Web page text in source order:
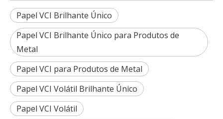
Papel VCI Brilhante Único
Papel VCI Brilhante Único para Produtos de
Metal
Papel VCI para Produtos de Metal
Papel VCI Volátil Brilhante Único
Papel VCI Volátil